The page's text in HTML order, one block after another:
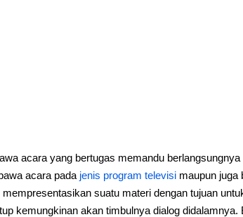
acara yang bertugas memandu berlangsungnya
acara pada jenis program televisi maupun juga
suatu materi dengan tujuan
kemungkinan akan timbulnya dialog didalamnya.